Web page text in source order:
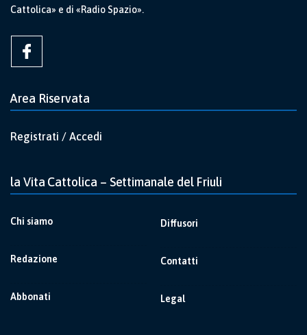
Cattolica» e di «Radio Spazio».
Area Riservata
Registrati / Accedi
la Vita Cattolica – Settimanale del Friuli
Chi siamo
Redazione
Abbonati
Diffusori
Contatti
Legal